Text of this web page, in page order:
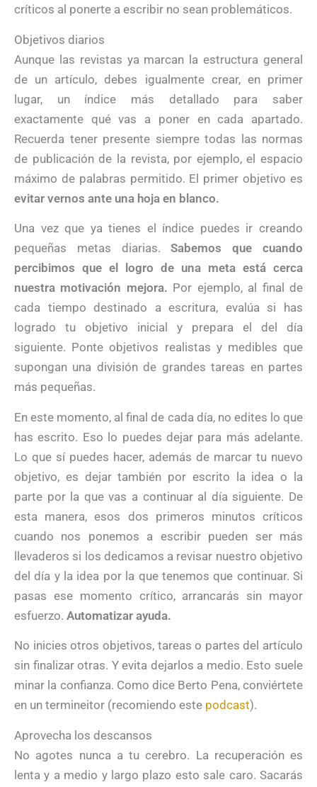
críticos al ponerte a escribir no sean problemáticos.
Objetivos diarios
Aunque las revistas ya marcan la estructura general
de un artículo, debes igualmente crear, en primer
lugar, un índice más detallado para saber
exactamente qué vas a poner en cada apartado.
Recuerda tener presente siempre todas las normas
de publicación de la revista, por ejemplo, el espacio
máximo de palabras permitido. El primer objetivo es
evitar vernos ante una hoja en blanco.
Una vez que ya tienes el índice puedes ir creando
pequeñas metas diarias.Sabemos que cuando
percibimos que el logro de una meta está cerca
nuestra motivación mejora. Por ejemplo, al final de
cada tiempo destinado a escritura, evalúa si has
logrado tu objetivo inicial y prepara el del día
siguiente. Ponte objetivos realistas y medibles que
supongan una división de grandes tareas en partes
más pequeñas.
En este momento, al final de cada día, no edites lo que
has escrito. Eso lo puedes dejar para más adelante.
Lo que sí puedes hacer, además de marcar tu nuevo
objetivo, es dejar también por escrito la idea o la
parte por la que vas a continuar al día siguiente. De
esta manera, esos dos primeros minutos críticos
cuando nos ponemos a escribir pueden ser más
llevaderos si los dedicamos a revisar nuestro objetivo
del día y la idea por la que tenemos que continuar. Si
pasas ese momento crítico, arrancarás sin mayor
esfuerzo. Automatizar ayuda.
No inicies otros objetivos, tareas o partes del artículo
sin finalizar otras. Y evita dejarlos a medio. Esto suele
minar la confianza. Como dice Berto Pena, conviértete
en un termineitor (recomiendo este podcast).
Aprovecha los descansos
No agotes nunca a tu cerebro. La recuperación es
lenta y a medio y largo plazo esto sale caro. Sacarás